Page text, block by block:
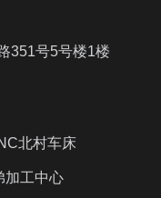
351号5号楼1楼
北村车床
加工中心